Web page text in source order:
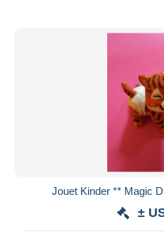
Jouet Kinder ** Magic
±